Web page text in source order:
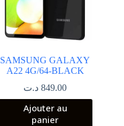
SAMSUNG GALAXY
A22 4G/64-BLACK
849.00 د.ت
Ajouter au
panier